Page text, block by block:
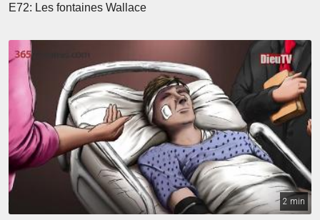
E72: Les fontaines Wallace
2 min